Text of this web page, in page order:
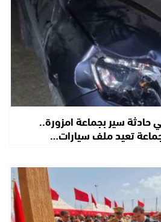
سير بجماعة امزورة..
تعيد ملف سيارات…